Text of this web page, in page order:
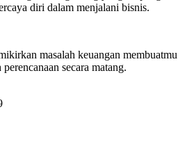
diri dalam menjalani bisnis.
masalah keuangan membuatmu
secara matang.